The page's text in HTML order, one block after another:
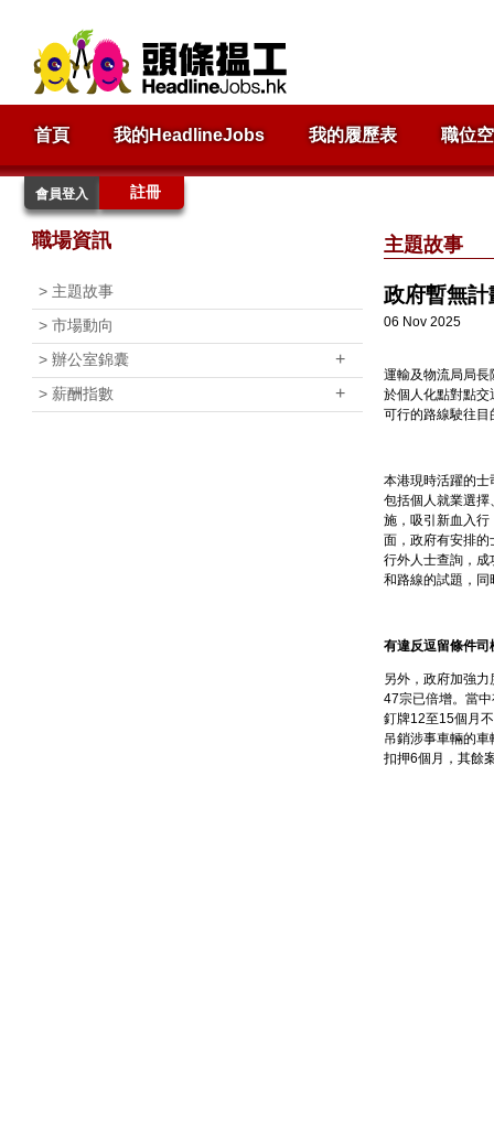
首頁 我的HeadlineJobs 我的履歷表 職位
會員登入 註冊
職場資訊
> 主題故事
> 市場動向
> 辦公室錦囊 +
> 薪酬指數 +
主題故事
政府暫無
06 Nov 2025
運輸及物流局局
於個人化點對點
可行的路線駛往
本港現時活躍的
包括個人就業選
施，吸引新血入
面，政府有安排
行外人士查詢，
和路線的試題，
有違反逗留條件司
另外，政府加強
47宗已倍增。當
釘牌12至15個月
吊銷涉事車輛的
扣押6個月，其餘